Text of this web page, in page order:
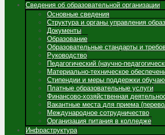
Сведения об образовательной организации
Основные сведения
Структура и органы управления
Документы
Образование
Образовательные стандарты и
Руководство
Педагогический (научно-
Материально-техническое
Стипендии и меры поддержки
Платные образовательные услуги
Финансово-хозяйственная
Вакантные места для приема
Международное сотрудничество
Организация питания в колледже
Инфраструктура